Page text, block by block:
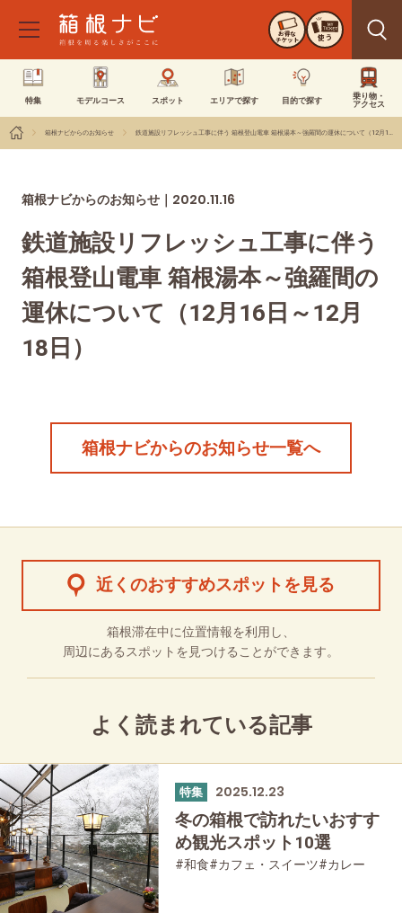
お得な
チケット 使う
特集 モデルコース スポット エリアで探す 目的で探す
乗り物・
アクセス
箱根ナビからのお知らせ 鉄道施設リフレッシュ工事に伴う 箱根登山電車 箱根湯本～強羅間の運休について（12月16日～12月18日）
箱根ナビからのお知らせ｜ 2020.11.16
鉄道施設リフレッシュ工事に伴う
箱根登山電車 箱根湯本～強羅間の
運休について（12月16日～12月
18日）
箱根ナビからのお知らせ一覧へ
近くのおすすめスポットを見る
箱根滞在中に位置情報を利用し、
周辺にあるスポットを見つけることができます。
よく読まれている記事
特集 2025.12.23
冬の箱根で訪れたいおすす
め観光スポット10選
#和食#カフェ・スイーツ#カレー